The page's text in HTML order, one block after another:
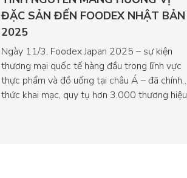
ĐẶC SẢN ĐẾN FOODEX NHẬT BẢN
2025
Ngày 11/3, Foodex Japan 2025 – sự kiện
thương mại quốc tế hàng đầu trong lĩnh vực
thực phẩm và đồ uống tại châu Á – đã chính
thức khai mạc, quy tụ hơn 3.000 thương hiệu